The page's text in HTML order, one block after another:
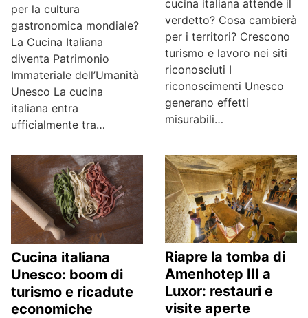
per la cultura
gastronomica mondiale?
La Cucina Italiana
diventa Patrimonio
Immateriale dell’Umanità
Unesco La cucina
italiana entra
ufficialmente tra…
cucina italiana attende il
verdetto? Cosa cambierà
per i territori? Crescono
turismo e lavoro nei siti
riconosciuti I
riconoscimenti Unesco
generano effetti
misurabili…
Cucina italiana
Unesco: boom di
turismo e ricadute
economiche
Riapre la tomba di
Amenhotep III a
Luxor: restauri e
visite aperte